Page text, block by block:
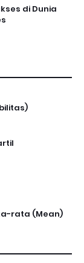
di Dunia
rata (Mean)